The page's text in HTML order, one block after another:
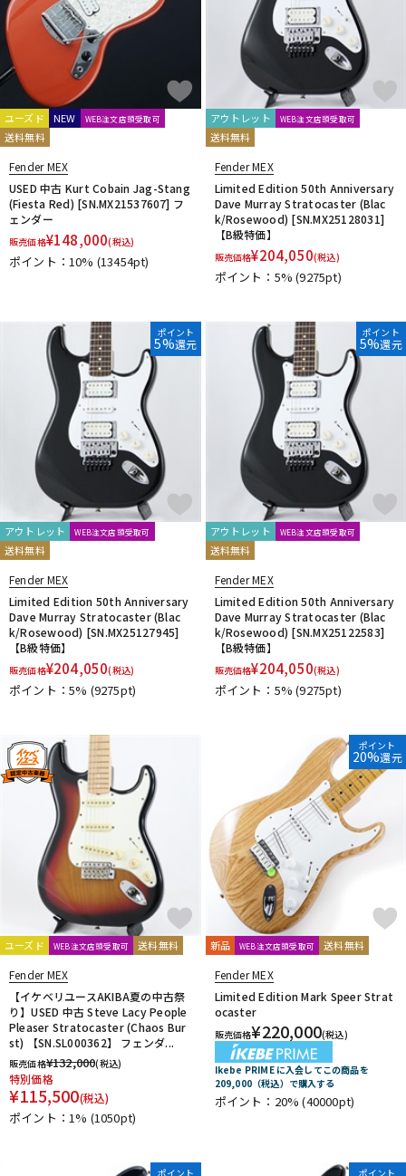
ユーズド NEW WEB注文店頭受取可
送料無料
Fender MEX
USED 中古 Kurt Cobain Jag-Stang
(Fiesta Red) [SN.MX21537607] フ
ェンダー
販売価格¥148,000(税込)
ポイント：10% (13454pt)
アウトレット WEB注文店頭受取可
送料無料
Fender MEX
Limited Edition 50th Anniversary
Dave Murray Stratocaster (Blac
k/Rosewood) [SN.MX25128031]
【B級特価】
販売価格¥204,050(税込)
ポイント：5%(9275pt)
ポイント
5%還元
アウトレット WEB注文店頭受取可
送料無料
Fender MEX
Limited Edition 50th Anniversary
Dave Murray Stratocaster (Blac
k/Rosewood) [SN.MX25127945]
【B級特価】
販売価格¥204,050(税込)
ポイント：5% (9275pt)
ポイント
5%還元
アウトレット WEB注文店頭受取可
送料無料
Fender MEX
Limited Edition 50th Anniversary
Dave Murray Stratocaster (Blac
k/Rosewood) [SN.MX25122583]
【B級特価】
販売価格¥204,050(税込)
ポイント：5%(9275pt)
ユーズド WEB注文店頭受取可 送料無料
Fender MEX
【イケベリユースAKIBA夏の中古祭
り】USED 中古 Steve Lacy People
Pleaser Stratocaster (Chaos Bur
st) 【SN.SL000362】 フェンダ...
販売価格¥132,000(税込)
特別価格
¥115,500(税込)
ポイント：1% (1050pt)
ポイント
20%還元
新品 WEB注文店頭受取可 送料無料
Fender MEX
Limited Edition Mark Speer Strat
ocaster
販売価格¥220,000(税込)
Ikebe PRIME に入会してこの商品を
209,000（税込）で購入する
ポイント：20%(40000pt)
ポイント ポイント